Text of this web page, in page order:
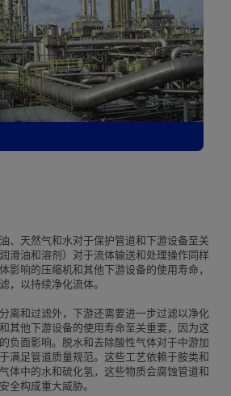
、天然气和水对于保护管道和下游设备至关
滑油和溶剂）对于流体输送和处理操作同样
影响的压缩机和其他下游设备的使用寿命，
，以持续净化流体。
离和过滤外，下游还需要进一步过滤以净化
其他下游设备的使用寿命至关重要，因为这
负面影响。脱水和去除酸性气体对于中游加
满足管道质量规范。这些工艺依赖于胺类和
体中的水和硫化氢，这些物质会腐蚀管道和
全构成重大威胁。